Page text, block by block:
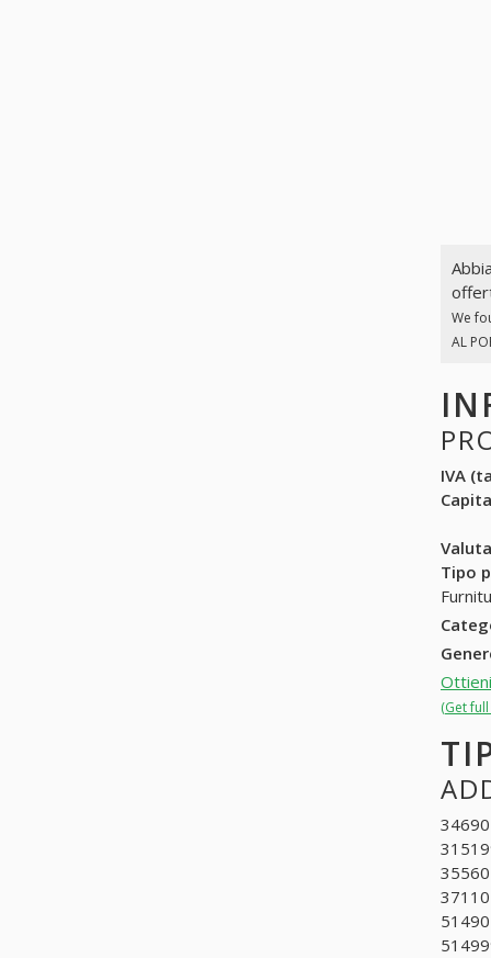
We
AL
IVA
Tipo
(Get